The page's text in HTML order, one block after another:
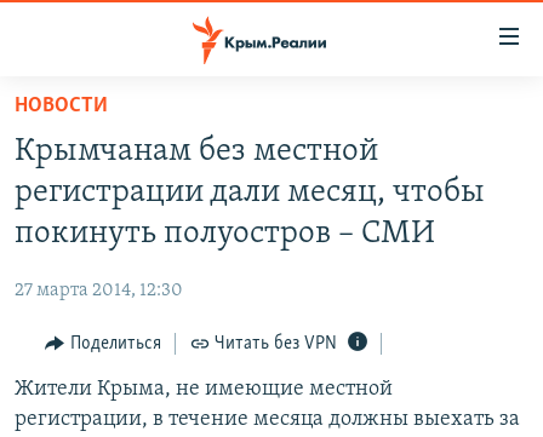
Вернуться
основному
содержанию
Вернутся
главной
навигации
Вернутся
поиску
СПЕЦПРОЕКТЫ
11 ЛЕТ ОККУПАЦИИ КРЫМА. 11 ИСТОРИЙ СОПРОТИВЛЕНИЯ
ВОДА
ЕЩЕ
ИНТЕРАКТИВ
ИНФОГРАФИКА
РАДІО СВОБОДА
КАК ОБОЙТИ БЛОКИРОВКУ
НОВОСТИ
Крымчанам без местной
регистрации дали месяц, чтобы
покинуть полуостров – СМИ
27 марта 2014, 12:30
Поделиться Читать без VPN
Жители Крыма, не имеющие местной
регистрации, в течение месяца должны выехать за